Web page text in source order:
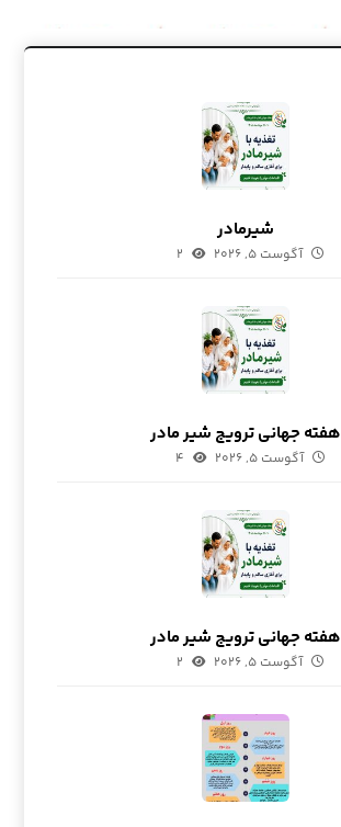
شیرمادر
آگوست ۵, ۲۰۲۶ ۲
هفته جهانی ترویج شیر مادر
آگوست ۵, ۲۰۲۶ ۴
هفته جهانی ترویج شیر مادر
آگوست ۵, ۲۰۲۶ ۲